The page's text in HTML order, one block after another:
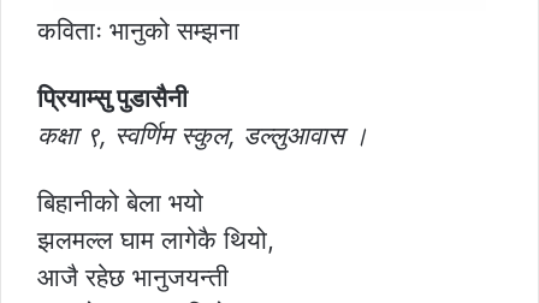
कविताः भानुको सम्झना
प्रियाम्सु पुडासैनी
कक्षा ९, स्वर्णिम स्कुल, डल्लुआवास ।
बिहानीको बेला भयो
झलमल्ल घाम लागेकै थियो,
आजै रहेछ भानुजयन्ती